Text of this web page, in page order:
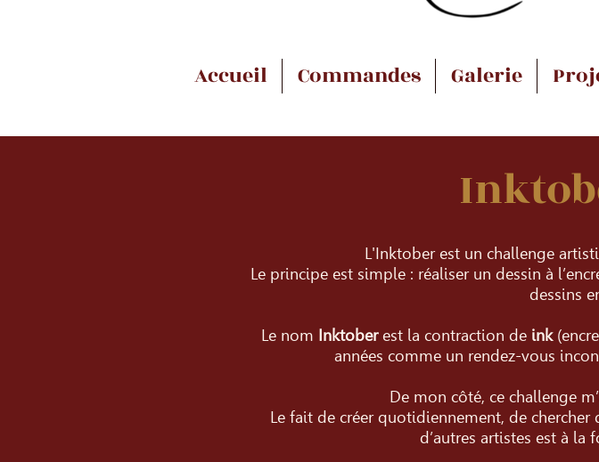
Accueil Commandes Galerie
L'Inktober est un challenge
Le principe est simple : réaliser un dessin à
dessins
Le nom Inktoberest la contraction de ink
années comme un rendez-vous
De mon côté, ce challenge
Le fait de créer quotidiennement, de
d’autres artistes est à